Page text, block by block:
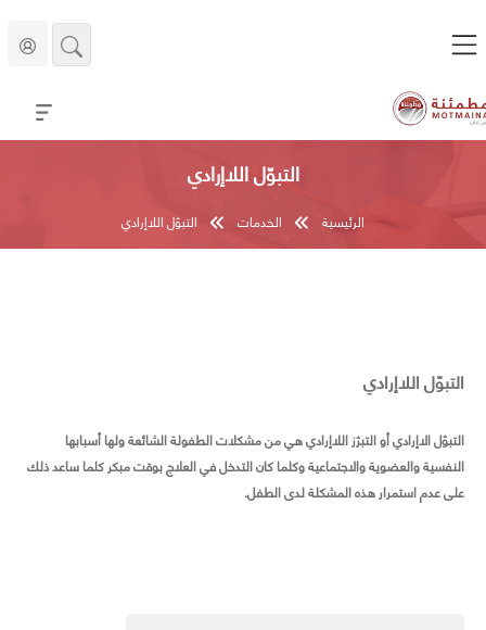
التبوّل اللاإرادي
الرئيسية الخدمات التبوّل اللاإرادي
التبوّل اللاإرادي
التبوّل الاإرادي أو التبرّز اللاإرادي هي من مشكلات الطفولة الشائعة ولها أسبابها
النفسية والعضوية والاجتماعية وكلما كان التدخل في العلاج بوقت مبكر كلما ساعد ذلك
على عدم استمرار هذه المشكلة لدى الطفل.